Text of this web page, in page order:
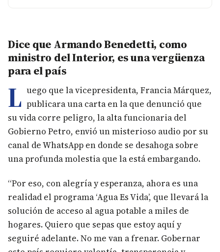
Dice que Armando Benedetti, como
ministro del Interior, es una vergüenza
para el país
L uego que la vicepresidenta, Francia Márquez,
publicara una carta en la que denunció que
su vida corre peligro, la alta funcionaria del
Gobierno Petro, envió un misterioso audio por su
canal de WhatsApp en donde se desahoga sobre
una profunda molestia que la está embargando.
“Por eso, con alegría y esperanza, ahora es una
realidad el programa ‘Agua Es Vida’, que llevará la
solución de acceso al agua potable a miles de
hogares. Quiero que sepas que estoy aquí y
seguiré adelante. No me van a frenar. Gobernar